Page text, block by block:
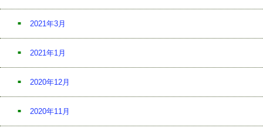
2021年3月
2021年1月
2020年12月
2020年11月